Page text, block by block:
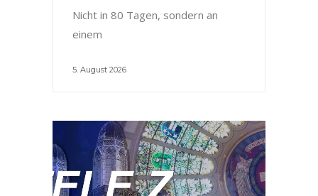
Nicht in 80 Tagen, sondern an
einem
5. August 2026